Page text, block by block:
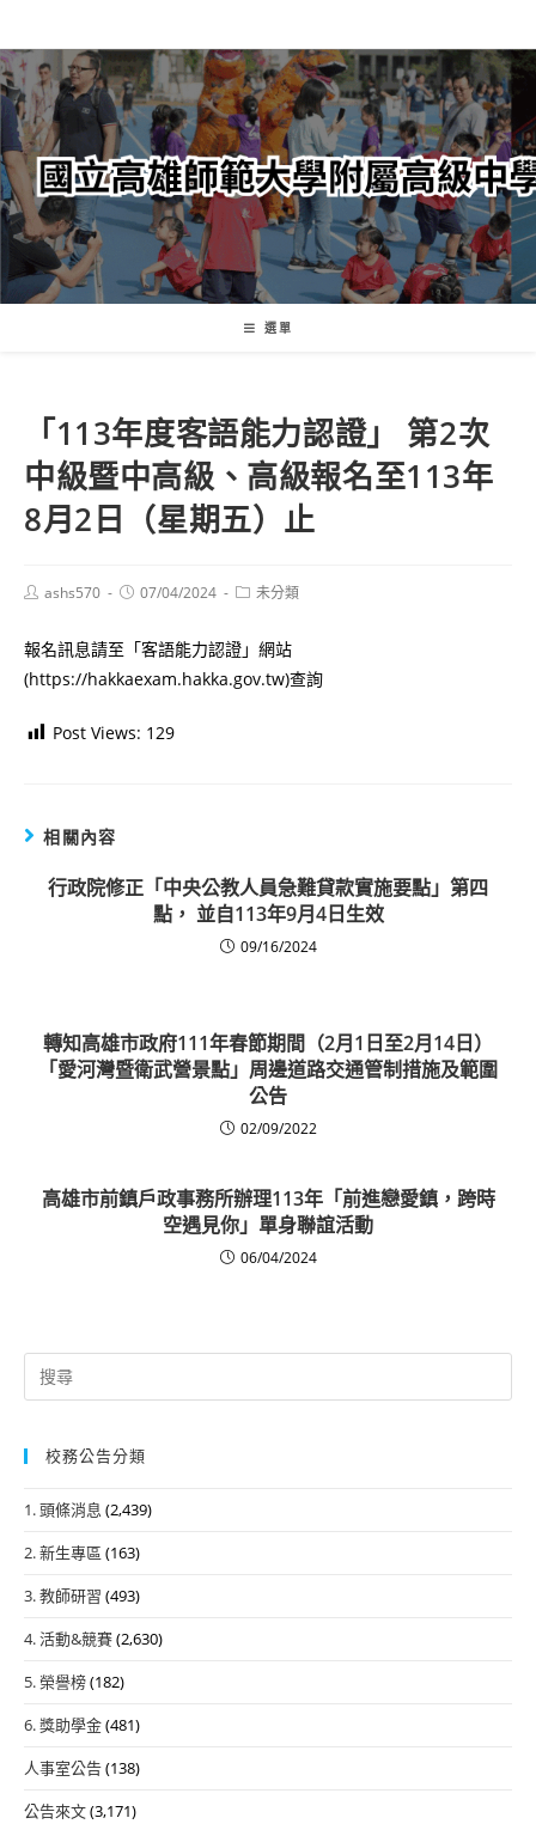
轉
至
主
內
容
選單
「113年度客語能力認證」 第2次
中級暨中高級、高級報名至113年
8月2日（星期五）止
Postashs570
Post07/04/2024
Post未分類
報名訊息請至「客語能力認證」網站
(https://hakkaexam.hakka.gov.tw)查詢
Post Views: 129
相關內容
行政院修正「中央公教人員急難貸款實施要點」第四
點， 並自113年9月4日生效
09/16/2024
轉知高雄市政府111年春節期間（2月1日至2月14日）
「愛河灣暨衛武營景點」周邊道路交通管制措施及範圍
公告
02/09/2022
高雄市前鎮戶政事務所辦理113年「前進戀愛鎮，跨時
空遇見你」單身聯誼活動
06/04/2024
Search
for:
校務公告分類
1. 頭條消息 (2,439)
2. 新生專區 (163)
3. 教師研習 (493)
4. 活動&競賽(2,630)
5. 榮譽榜(182)
6. 獎助學金(481)
人事室公告(138)
公告來文(3,171)